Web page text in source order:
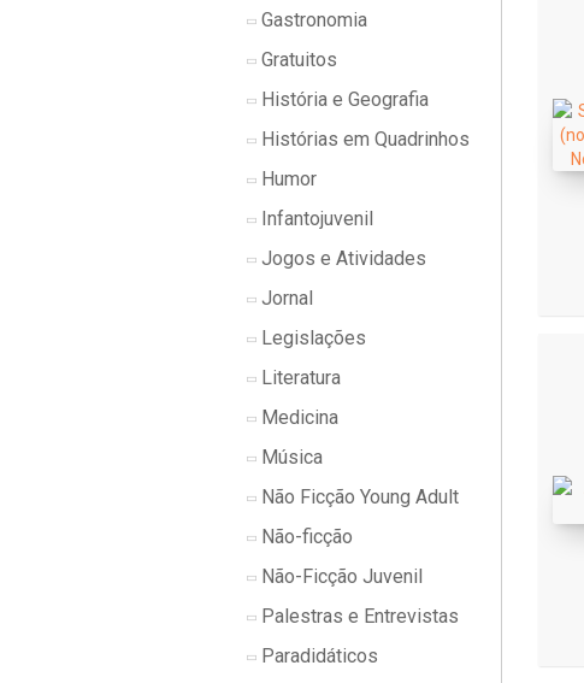
Gastronomia
Gratuitos
História e Geografia
Histórias em Quadrinhos
Humor
Infantojuvenil
Jogos e Atividades
Jornal
Legislações
Literatura
Medicina
Música
Não Ficção Young Adult
Não-ficção
Não-Ficção Juvenil
Palestras e Entrevistas
Paradidáticos